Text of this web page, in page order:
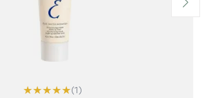
★★★★★(1)